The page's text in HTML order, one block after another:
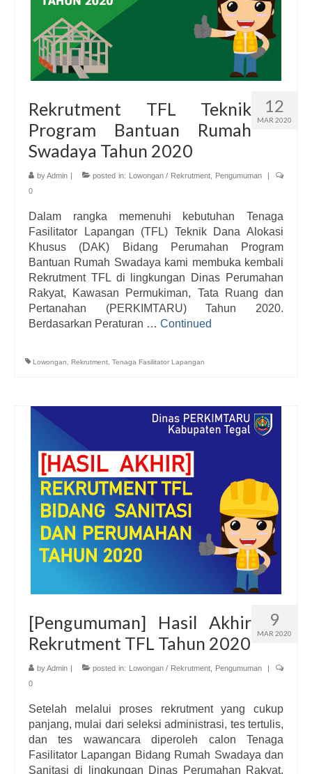
12
MAR 2020
Rekrutment TFL Teknik
Program Bantuan Rumah
Swadaya Tahun 2020
byAdmin posted in: Lowongan / Rekrutment Pengumuman
0
Dalam rangka memenuhi kebutuhan Tenaga
Fasilitator Lapangan (TFL) Teknik Dana Alokasi
Khusus (DAK) Bidang Perumahan Program
Bantuan Rumah Swadaya kami membuka kembali
Rekrutment TFL di lingkungan Dinas Perumahan
Rakyat, Kawasan Permukiman, Tata Ruang dan
Pertanahan (PERKIMTARU) Tahun 2020.
Berdasarkan Peraturan … Continued
Lowongan, Rekrutment, Tenaga Fasilitator Lapangan
9
MAR 2020
[Pengumuman] Hasil Akhir
Rekrutment TFL Tahun 2020
byAdmin posted in: Lowongan / Rekrutment Pengumuman
0
Setelah melalui proses rekrutment yang cukup
panjang, mulai dari seleksi administrasi, tes tertulis,
dan tes wawancara diperoleh calon Tenaga
Fasilitator Lapangan Bidang Rumah Swadaya dan
Sanitasi di lingkungan Dinas Perumahan Rakyat,